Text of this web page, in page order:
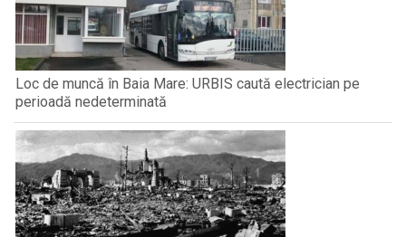
Loc de muncă în Baia Mare: URBIS caută electrician pe
perioadă nedeterminată